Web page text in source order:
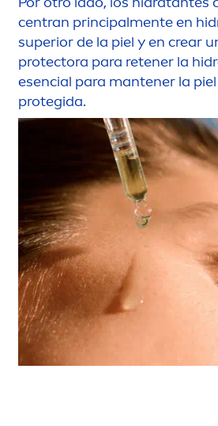
centran principalmente en
superior de la piel y en crear
protectora para retener la
esencial para mantener la
protegida.